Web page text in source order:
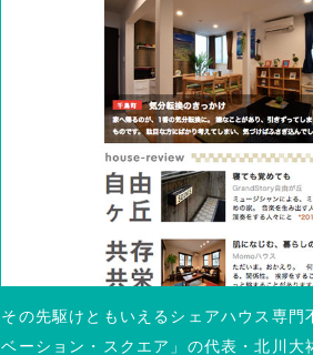
その先駆けともいえるシェアハウス専
ベーション・スクエア」の代表・北川大